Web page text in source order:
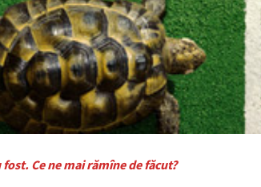
Ce ne mai rămîne de făcut?